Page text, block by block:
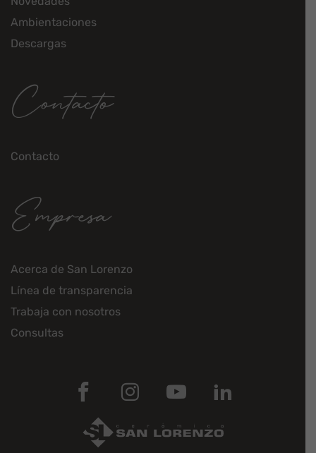
Ambientaciones
Descargas
Contacto
Contacto
Empresa
Acerca de San Lorenzo
Línea de transparencia
Trabaja con nosotros
Consultas